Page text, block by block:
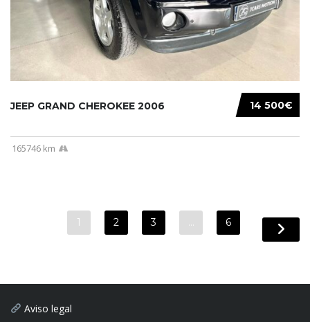
14 500€
JEEP GRAND CHEROKEE 2006
165746 km
1 2 3 … 6
Aviso legal